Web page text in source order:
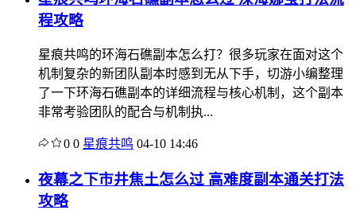
程攻略
星痕共鸣的环海石礁副本怎么打？很多玩家在面对这个
机制复杂的新团队副本时感到无从下手，切游小编整理
了一下环海石礁副本的详细流程与核心机制，这个副本
非常考验团队的配合与机制执...
0 0 星痕共鸣 04-10 14:46
夜幕之下市井焦土怎么过 高难度副本通关打法
攻略